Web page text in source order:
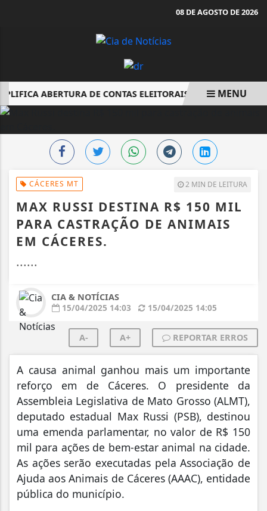
08 DE AGOSTO DE 2026
ABERTURA DE CONTAS ELEITORAIS POR MENU
CÁCERES MT 2 MIN DE LEITURA
MAX RUSSI DESTINA R$ 150 MIL
PARA CASTRAÇÃO DE ANIMAIS
EM CÁCERES.
......
CIA & NOTÍCIAS
15/04/2025 14:03
15/04/2025 14:05
A- A+ REPORTAR ERROS
A causa animal ganhou mais um importante
reforço em de Cáceres. O presidente da
Assembleia Legislativa de Mato Grosso (ALMT),
deputado estadual Max Russi (PSB), destinou
uma emenda parlamentar, no valor de R$ 150
mil para ações de bem-estar animal na cidade.
As ações serão executadas pela Associação de
Ajuda aos Animais de Cáceres (AAAC), entidade
pública do município.